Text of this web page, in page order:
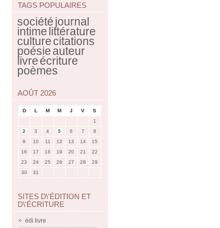
TAGS POPULAIRES
sociétéjournal
intimelittérature
culturecitations
poésieauteur
livreécriture
poèmes
AOÛT 2026
D L M M J V
S
1
2
3 4 5 6 7
8
9
10 11 12 13 14
15
16
17 18 19 20 21
22
23
24 25 26 27 28
29
30
31
SITES D\'ÉDITION ET
D\'ÉCRITURE
édi livre